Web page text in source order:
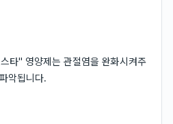
타" 영양제는 관절염을 완화시켜주
악됩니다.